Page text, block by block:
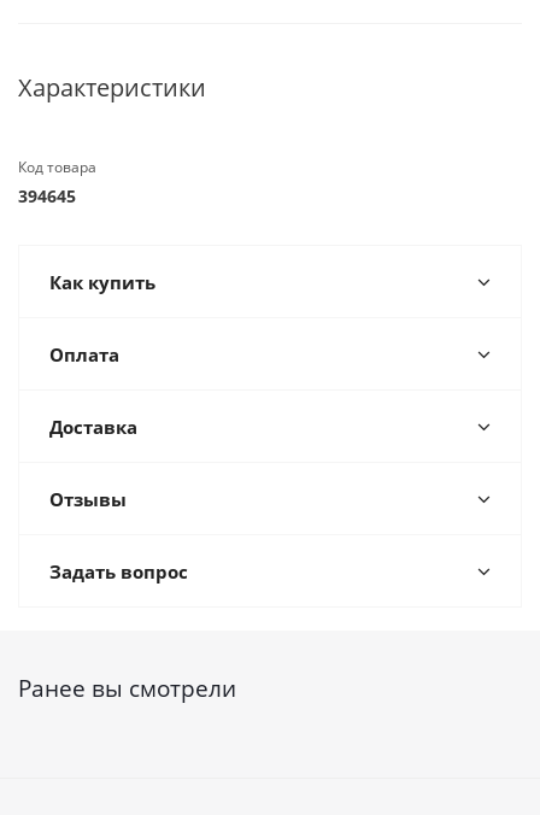
Характеристики
Код товара
394645
Как купить
Оплата
Доставка
Отзывы
Задать вопрос
Ранее вы смотрели